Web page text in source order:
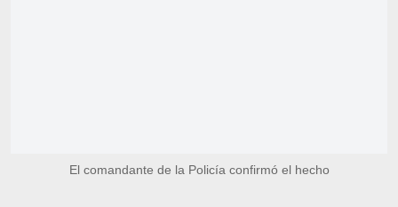
El comandante de la Policía confirmó el hecho